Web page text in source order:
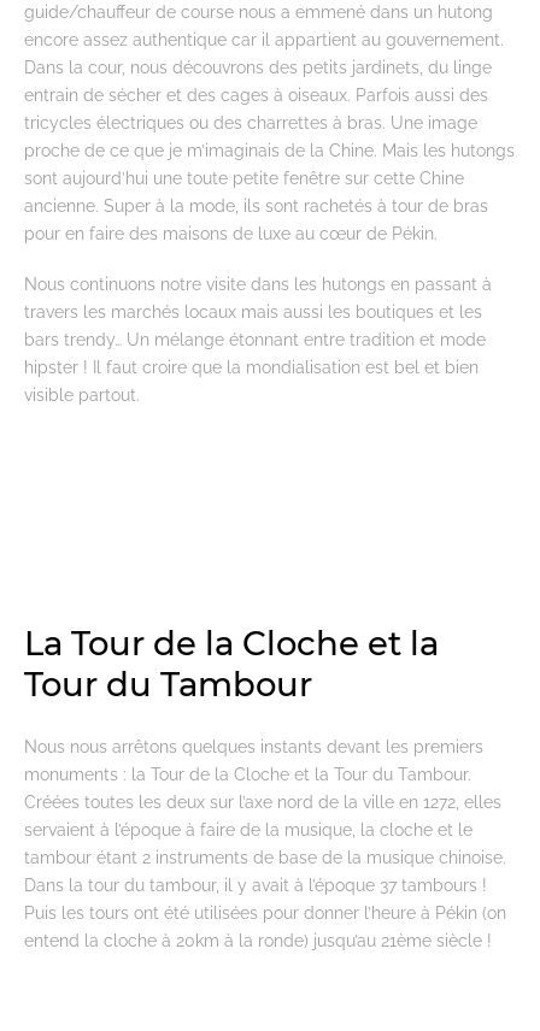
guide/chauffeur de course nous a emmené dans un hutong
encore assez authentique car il appartient au gouvernement.
Dans la cour, nous découvrons des petits jardinets, du linge
entrain de sécher et des cages à oiseaux. Parfois aussi des
tricycles électriques ou des charrettes à bras. Une image
proche de ce que je m’imaginais de la Chine. Mais les hutongs
sont aujourd’hui une toute petite fenêtre sur cette Chine
ancienne. Super à la mode, ils sont rachetés à tour de bras
pour en faire des maisons de luxe au cœur de Pékin.
Nous continuons notre visite dans les hutongs en passant à
travers les marchés locaux mais aussi les boutiques et les
bars trendy… Un mélange étonnant entre tradition et mode
hipster ! Il faut croire que la mondialisation est bel et bien
visible partout.
La Tour de la Cloche et la
Tour du Tambour
Nous nous arrêtons quelques instants devant les premiers
monuments : la Tour de la Cloche et la Tour du Tambour.
Créées toutes les deux sur l’axe nord de la ville en 1272, elles
servaient à l’époque à faire de la musique, la cloche et le
tambour étant 2 instruments de base de la musique chinoise.
Dans la tour du tambour, il y avait à l’époque 37 tambours !
Puis les tours ont été utilisées pour donner l’heure à Pékin (on
entend la cloche à 20km à la ronde) jusqu’au 21ème siècle !